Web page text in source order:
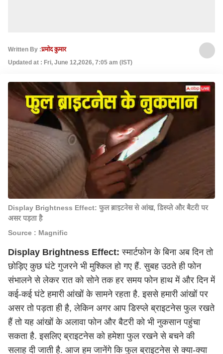
Written By :प्रमोद कुमार
Updated at : Fri, June 12,2026, 7:05 am (IST)
Display Brightness Effect: फुल ब्राइटनेस से आंख, डिस्प्ले और बैटरी पर
असर पड़ता है
Source : Magnific
Display Brightness Effect: स्मार्टफोन के बिना अब दिन तो
छोड़िए कुछ घंटे गुजरने भी मुश्किल हो गए हैं. सुबह उठते ही फोन
संभालने से लेकर रात को सोने तक हर समय फोन हाथ में और दिन में
कई-कई घंटे हमारी आंखों के सामने रहता है. इससे हमारी आंखों पर
असर तो पड़ता ही है, लेकिन अगर आपडिस्प्ले ब्राइटनेस फुल रखते
हैं तो यह आंखों के अलावा फोन और बैटरी को भी नुकसान पहुंचा
सकता है. इसलिए ब्राइटनेस को हमेशा फुल रखने से बचने की
सलाह दी जाती है. आज हम जानेंगे कि फुल ब्राइटनेस से क्या-क्या